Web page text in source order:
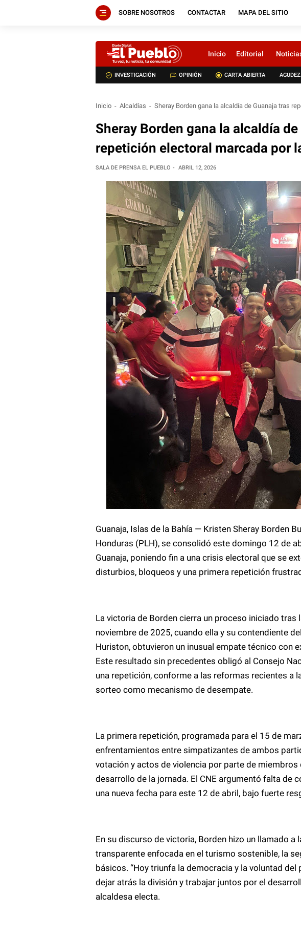
SOBRE NOSOTROS CONTACTAR MAPA DEL SITIO
Inicio Editorial
INVESTIGACIÓN OPINIÓN CARTA ABIERTA
Inicio Alcaldías Sheray Borden gana la alcaldía de Guanaja tras
Sheray Borden gana la alcaldía
repetición electoral marcada por
SALA DE PRENSA EL PUEBLO ABRIL 12, 2026
Guanaja, Islas de la Bahía — Kristen Sheray Borden
Honduras (PLH), se consolidó este domingo 12 de
Guanaja, poniendo fin a una crisis electoral que se
disturbios, bloqueos y una primera repetición
La victoria de Borden cierra un proceso iniciado tras
noviembre de 2025, cuando ella y su contendiente
Huriston, obtuvieron un inusual empate técnico con
Este resultado sin precedentes obligó al Consejo
una repetición, conforme a las reformas recientes a
sorteo como mecanismo de desempate.
La primera repetición, programada para el 15 de
enfrentamientos entre simpatizantes de ambos
votación y actos de violencia por parte de
desarrollo de la jornada. El CNE argumentó falta de
una nueva fecha para este 12 de abril, bajo fuerte
En su discurso de victoria, Borden hizo un llamado
transparente enfocada en el turismo sostenible, la
básicos. “Hoy triunfa la democracia y la voluntad
dejar atrás la división y trabajar juntos por el
alcaldesa electa.